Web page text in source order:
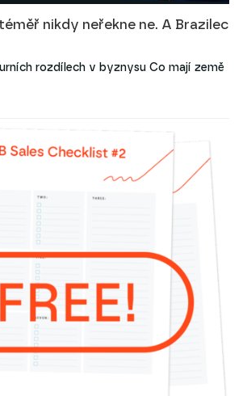
nikdy neřekne ne. A Brazilec
rozdílech v byznysu Co mají země